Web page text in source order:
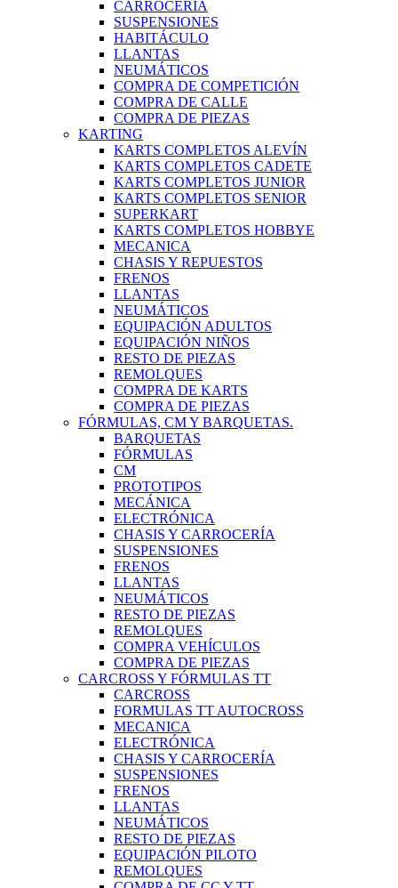
CARROCERÍA
SUSPENSIONES
HABITÁCULO
LLANTAS
NEUMÁTICOS
COMPRA DE COMPETICIÓN
COMPRA DE CALLE
COMPRA DE PIEZAS
KARTING
KARTS COMPLETOS ALEVÍN
KARTS COMPLETOS CADETE
KARTS COMPLETOS JUNIOR
KARTS COMPLETOS SENIOR
SUPERKART
KARTS COMPLETOS HOBBYE
MECANICA
CHASIS Y REPUESTOS
FRENOS
LLANTAS
NEUMÁTICOS
EQUIPACIÓN ADULTOS
EQUIPACIÓN NIÑOS
RESTO DE PIEZAS
REMOLQUES
COMPRA DE KARTS
COMPRA DE PIEZAS
FÓRMULAS, CM Y BARQUETAS.
BARQUETAS
FÓRMULAS
CM
PROTOTIPOS
MECÁNICA
ELECTRÓNICA
CHASIS Y CARROCERÍA
SUSPENSIONES
FRENOS
LLANTAS
NEUMÁTICOS
RESTO DE PIEZAS
REMOLQUES
COMPRA VEHÍCULOS
COMPRA DE PIEZAS
CARCROSS Y FÓRMULAS TT
CARCROSS
FORMULAS TT AUTOCROSS
MECANICA
ELECTRÓNICA
CHASIS Y CARROCERÍA
SUSPENSIONES
FRENOS
LLANTAS
NEUMÁTICOS
RESTO DE PIEZAS
EQUIPACIÓN PILOTO
REMOLQUES